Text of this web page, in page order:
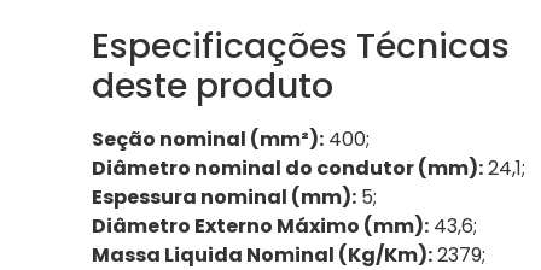
Especificações Técnicas
deste produto
Seção nominal (mm²): 400;
Diâmetro nominal do condutor (mm):24,1;
Espessura nominal (mm): 5;
Diâmetro Externo Máximo (mm): 43,6;
Massa Liquida Nominal (Kg/Km):2379;